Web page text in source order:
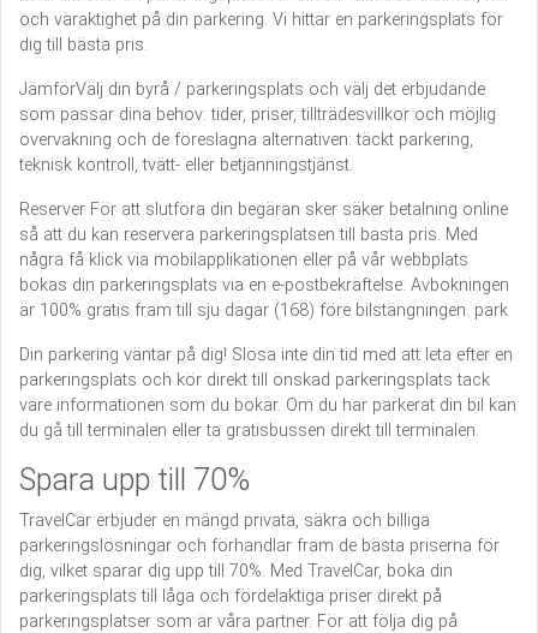
och varaktighet på din parkering. Vi hittar en parkeringsplats för
dig till bästa pris.
JämförVälj din byrå / parkeringsplats och välj det erbjudande
som passar dina behov: tider, priser, tillträdesvillkor och möjlig
övervakning och de föreslagna alternativen: täckt parkering,
teknisk kontroll, tvätt- eller betjänningstjänst.
Reserver För att slutföra din begäran sker säker betalning online
så att du kan reservera parkeringsplatsen till bästa pris. Med
några få klick via mobilapplikationen eller på vår webbplats
bokas din parkeringsplats via en e-postbekräftelse. Avbokningen
är 100% gratis fram till sju dagar (168) före bilstängningen. park
Din parkering väntar på dig! Slösa inte din tid med att leta efter en
parkeringsplats och kör direkt till önskad parkeringsplats tack
vare informationen som du bokar. Om du har parkerat din bil kan
du gå till terminalen eller ta gratisbussen direkt till terminalen.
Spara upp till 70%
TravelCar erbjuder en mängd privata, säkra och billiga
parkeringslösningar och förhandlar fram de bästa priserna för
dig, vilket sparar dig upp till 70%. Med TravelCar, boka din
parkeringsplats till låga och fördelaktiga priser direkt på
parkeringsplatser som är våra partner. För att följa dig på